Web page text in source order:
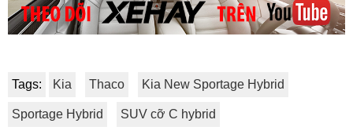
Tags: Kia Thaco Kia New Sportage Hybrid
Sportage Hybrid SUV cỡ C hybrid